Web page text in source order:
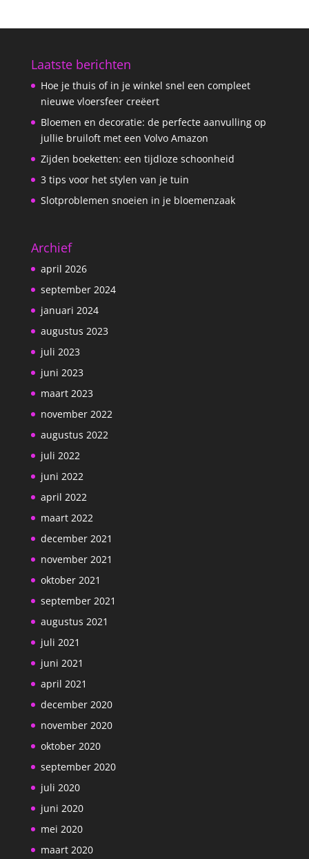
Laatste berichten
Hoe je thuis of in je winkel snel een compleet
nieuwe vloersfeer creëert
Bloemen en decoratie: de perfecte aanvulling op
jullie bruiloft met een Volvo Amazon
Zijden boeketten: een tijdloze schoonheid
3 tips voor het stylen van je tuin
Slotproblemen snoeien in je bloemenzaak
Archief
april 2026
september 2024
januari 2024
augustus 2023
juli 2023
juni 2023
maart 2023
november 2022
augustus 2022
juli 2022
juni 2022
april 2022
maart 2022
december 2021
november 2021
oktober 2021
september 2021
augustus 2021
juli 2021
juni 2021
april 2021
december 2020
november 2020
oktober 2020
september 2020
juli 2020
juni 2020
mei 2020
maart 2020